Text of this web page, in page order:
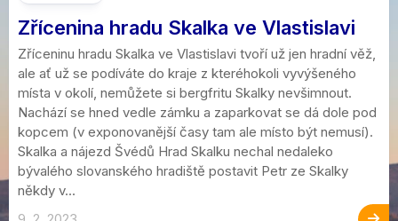
Zřícenina hradu Skalka ve Vlastislavi
Zříceninu hradu Skalka ve Vlastislavi tvoří už jen hradní věž,
ale ať už se podíváte do kraje z kteréhokoli vyvýšeného
místa v okolí, nemůžete si bergfritu Skalky nevšimnout.
Nachází se hned vedle zámku a zaparkovat se dá dole pod
kopcem (v exponovanější časy tam ale místo být nemusí).
Skalka a nájezd Švédů Hrad Skalku nechal nedaleko
bývalého slovanského hradiště postavit Petr ze Skalky
někdy v...